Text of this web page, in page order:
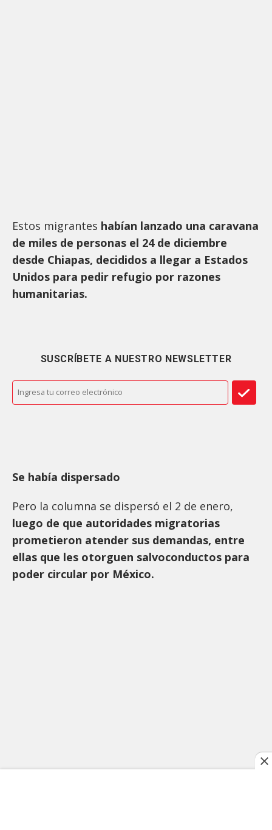
Estos migrantes habían lanzado una caravana
de miles de personas el 24 de diciembre
desde Chiapas, decididos a llegar a Estados
Unidos para pedir refugio por razones
humanitarias.
SUSCRÍBETE A NUESTRO NEWSLETTER
Se había dispersado
Pero la columna se dispersó el 2 de enero,
luego de que autoridades migratorias
prometieron atender sus demandas, entre
ellas que les otorguen salvoconductos para
poder circular por México.